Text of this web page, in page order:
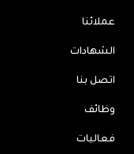
عملائنا
الشهادات
اتصل بنا
وظائف
فعاليات